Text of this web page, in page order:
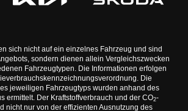
sich nicht auf ein einzelnes Fahrzeug und sind
sondern dienen allein Vergleichszwecken
Fahrzeugtypen. Die Informationen erfolgen
Die
jeweiligen Fahrzeugtyps wurden anhand des
ermittelt. Der Kraftstoffverbrauch und der CO2-
nicht nur von der effizienten Ausnutzung des